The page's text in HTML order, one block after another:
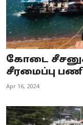
கோடை
சீரமைப்பு
Apr 16, 2024